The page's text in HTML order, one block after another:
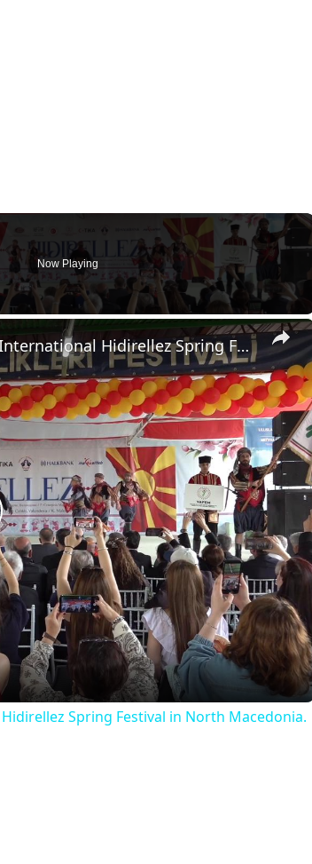
Now Playing
×
North Macedonia: Valandovo hosts 33rd International Hidirellez Spring Festival in North Macedonia.
Spring Festival in North Macedonia.